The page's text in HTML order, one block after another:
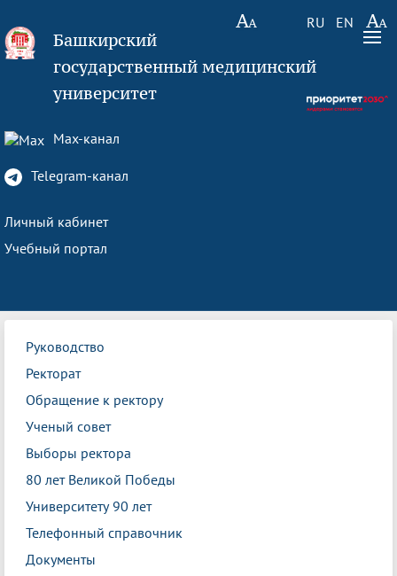
RU EN
Башкирский
государственный медицинский
университет
Max-канал
Telegram-канал
Личный кабинет
Учебный портал
Руководство
Ректорат
Обращение к ректору
Ученый совет
Выборы ректора
80 лет Великой Победы
Университету 90 лет
Телефонный справочник
Документы